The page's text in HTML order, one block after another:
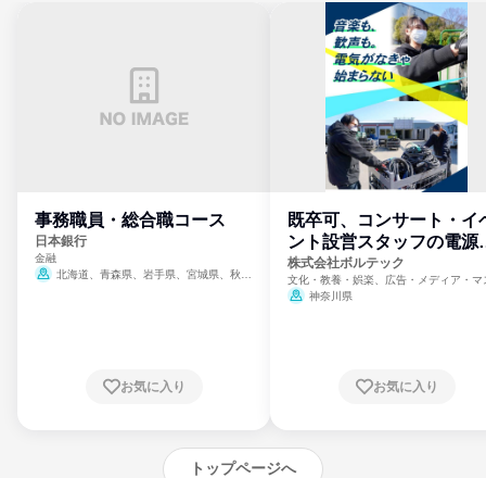
事務職員・総合職コース
日本銀行
金融
北海道、青森県、岩手県、宮城県、秋田
崎県、熊本県、大分県、宮崎県、鹿児島県、
お気に入り
既卒可、コンサート・イ
ント設営スタッフの電源
門
株式会社ボルテック
文化・教養・娯楽、広告・メディア・マ
ミ、電力・ガス・水道・エネルギー
神奈川県
お気に入り
トップページへ